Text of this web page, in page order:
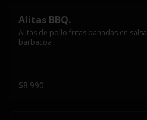
Alitas BBQ.
Alitas de pollo fritas bañadas en salsa
barbacoa
$8.990